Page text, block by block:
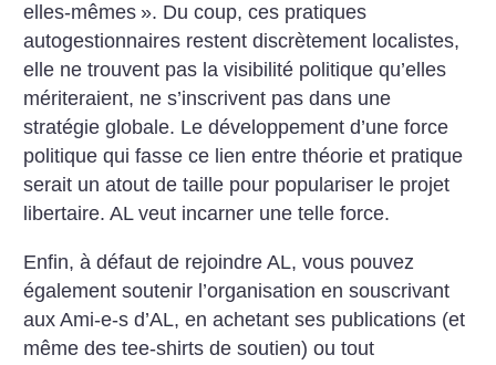
elles-mêmes ». Du coup, ces pratiques
autogestionnaires restent discrètement localistes,
elle ne trouvent pas la visibilité politique qu’elles
mériteraient, ne s’inscrivent pas dans une
stratégie globale. Le développement d’une force
politique qui fasse ce lien entre théorie et pratique
serait un atout de taille pour populariser le projet
libertaire. AL veut incarner une telle force.
Enfin, à défaut de rejoindre AL, vous pouvez
également soutenir l’organisation en souscrivant
aux Ami-e-s d’AL, en achetant ses publications (et
même des tee-shirts de soutien) ou tout